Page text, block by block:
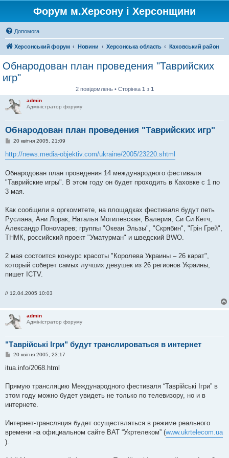
Форум м.Херсону і Херсонщини
Допомога
Херсонський форум Новини Херсонська область Каховський район
Обнародован план проведения "Таврийских
игр"
2 повідомлень • Сторінка 1 з 1
admin
Адміністратор форуму
Обнародован план проведения "Таврийских игр"
П
в
і
о
м
л
е
н
я
20 квітня 2005, 21:09
http://news.media-objektiv.com/ukraine/2005/23220.shtml
Обнародован план проведения 14 международного фестиваля
"Таврийские игры". В этом году он будет проходить в Каховке с 1 по
3 мая.
Как сообщили в оргкомитете, на площадках фестиваля будут петь
Руслана, Ани Лорак, Наталья Могилевская, Валерия, Си Си Кетч,
Александр Пономарев; группы "Океан Эльзы", "Скрябин", "Грін Грей",
ТНМК, российский проект "Уматурман" и шведский BWO.
2 мая состоится конкурс красоты "Королева Украины – 26 карат",
который соберет самых лучших девушек из 26 регионов Украины,
пишет ICTV.
// 12.04.2005 10:03
admin
Адміністратор форуму
"Таврійські Ігри" будут транслироваться в интернет
П
в
о
л
е
я
20 квітня 2005, 23:17
itua.info/2068.html
Прямую трансляцию Международного фестиваля “Таврійські Ігри” в
этом году можно будет увидеть не только по телевизору, но и в
интернете.
Интернет-трансляция будет осуществляться в режиме реального
времени на официальном сайте ВАТ “Укртелеком” (www.ukrtelecom.ua
).